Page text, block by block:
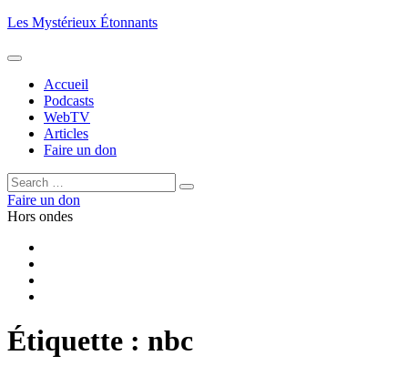
Aller
contenu
Les Mystérieux Étonnants
Accueil
Podcasts
WebTV
Articles
Faire un don
Rechercher :
Rechercher
Faire un don
Hors ondes
Étiquette : nbc